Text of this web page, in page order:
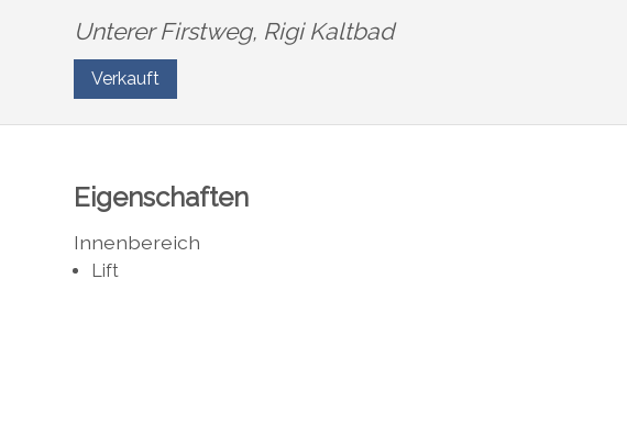
Unterer Firstweg, Rigi Kaltbad
Verkauft
Eigenschaften
Innenbereich
Lift